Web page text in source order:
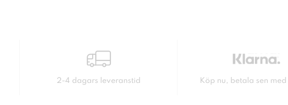
2-4 dagars leveranstid Köp nu, betala sen